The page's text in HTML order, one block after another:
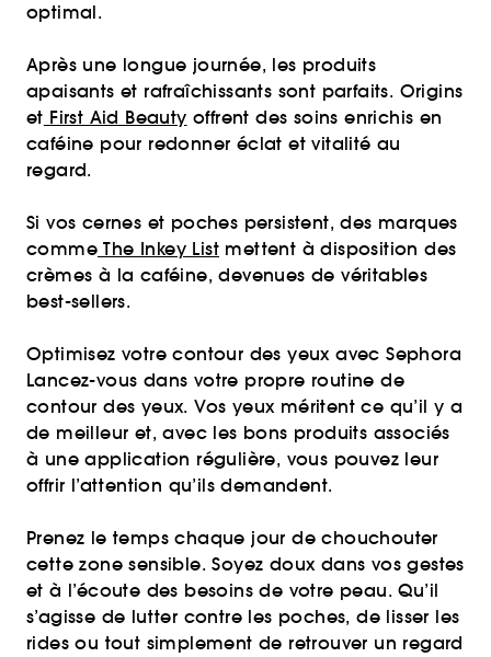
optimal.
Après une longue journée, les produits
apaisants et rafraîchissants sont parfaits. Origins
et First Aid Beauty offrent des soins enrichis en
caféine pour redonner éclat et vitalité au
regard.
Si vos cernes et poches persistent, des marques
comme The Inkey List mettent à disposition des
crèmes à la caféine, devenues de véritables
best-sellers.
Optimisez votre contour des yeux avec Sephora
Lancez-vous dans votre propre routine de
contour des yeux. Vos yeux méritent ce qu’il y a
de meilleur et, avec les bons produits associés
à une application régulière, vous pouvez leur
offrir l’attention qu’ils demandent.
Prenez le temps chaque jour de chouchouter
cette zone sensible. Soyez doux dans vos gestes
et à l’écoute des besoins de votre peau. Qu’il
s’agisse de lutter contre les poches, de lisser les
rides ou tout simplement de retrouver un regard